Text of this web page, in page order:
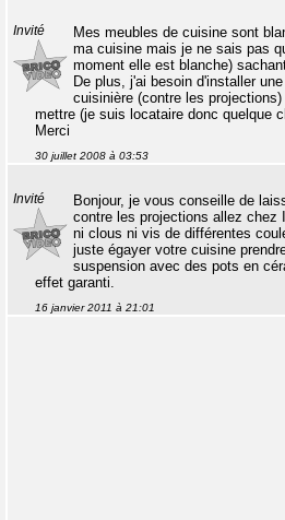
Invité
Mes meubles de cuisine sont
ma cuisine mais je ne sais pas
moment elle est blanche)
De plus, j'ai besoin d'installer
cuisinière (contre les
mettre (je suis locataire donc quelque
Merci
30 juillet 2008 à 03:53
Invité
Bonjour, je vous conseille de
contre les projections allez chez
ni clous ni vis de différentes
juste égayer votre cuisine
suspension avec des pots en
effet garanti.
16 janvier 2011 à 21:01